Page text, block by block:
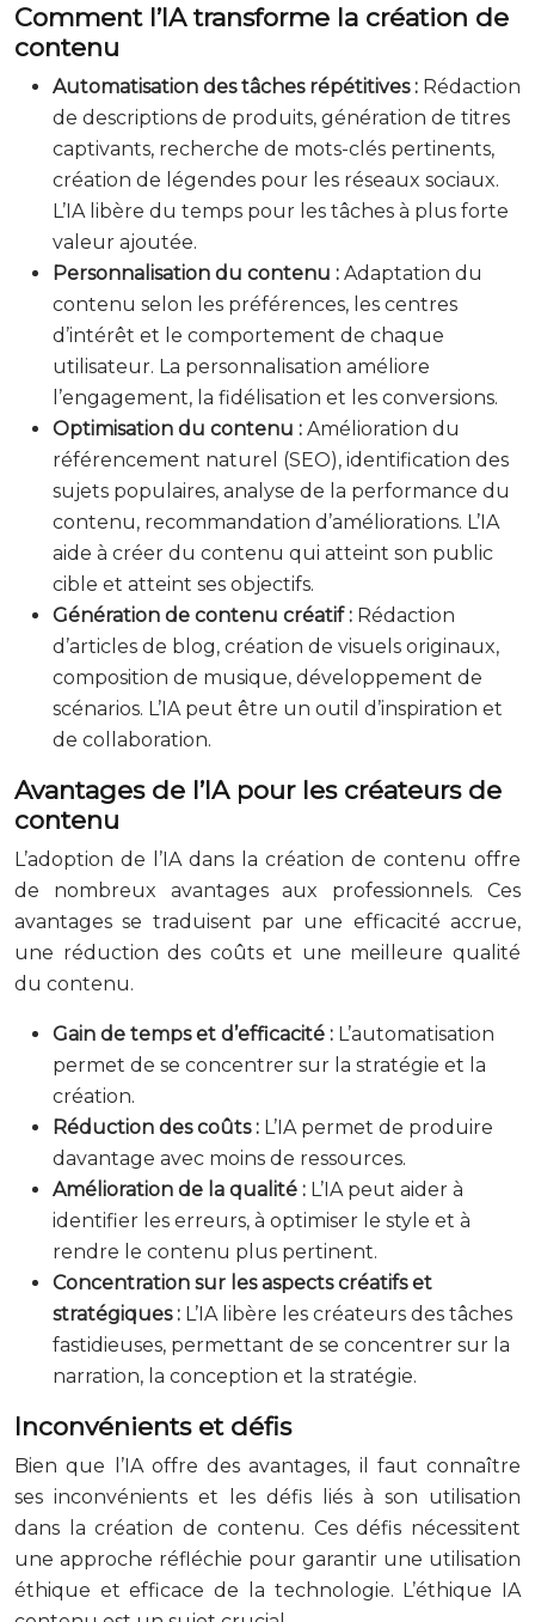
Comment l’IA transforme la création de
contenu
Automatisation des tâches répétitives : Rédaction
de descriptions de produits, génération de titres
captivants, recherche de mots-clés pertinents,
création de légendes pour les réseaux sociaux.
L’IA libère du temps pour les tâches à plus forte
valeur ajoutée.
Personnalisation du contenu : Adaptation du
contenu selon les préférences, les centres
d’intérêt et le comportement de chaque
utilisateur. La personnalisation améliore
l’engagement, la fidélisation et les conversions.
Optimisation du contenu : Amélioration du
référencement naturel (SEO), identification des
sujets populaires, analyse de la performance du
contenu, recommandation d’améliorations. L’IA
aide à créer du contenu qui atteint son public
cible et atteint ses objectifs.
Génération de contenu créatif : Rédaction
d’articles de blog, création de visuels originaux,
composition de musique, développement de
scénarios. L’IA peut être un outil d’inspiration et
de collaboration.
Avantages de l’IA pour les créateurs de
contenu
L’adoption de l’IA dans la création de contenu offre
de nombreux avantages aux professionnels. Ces
avantages se traduisent par une efficacité accrue,
une réduction des coûts et une meilleure qualité
du contenu.
Gain de temps et d’efficacité : L’automatisation
permet de se concentrer sur la stratégie et la
création.
Réduction des coûts : L’IA permet de produire
davantage avec moins de ressources.
Amélioration de la qualité : L’IA peut aider à
identifier les erreurs, à optimiser le style et à
rendre le contenu plus pertinent.
Concentration sur les aspects créatifs et
stratégiques : L’IA libère les créateurs des tâches
fastidieuses, permettant de se concentrer sur la
narration, la conception et la stratégie.
Inconvénients et défis
Bien que l’IA offre des avantages, il faut connaître
ses inconvénients et les défis liés à son utilisation
dans la création de contenu. Ces défis nécessitent
une approche réfléchie pour garantir une utilisation
éthique et efficace de la technologie. L’éthique IA